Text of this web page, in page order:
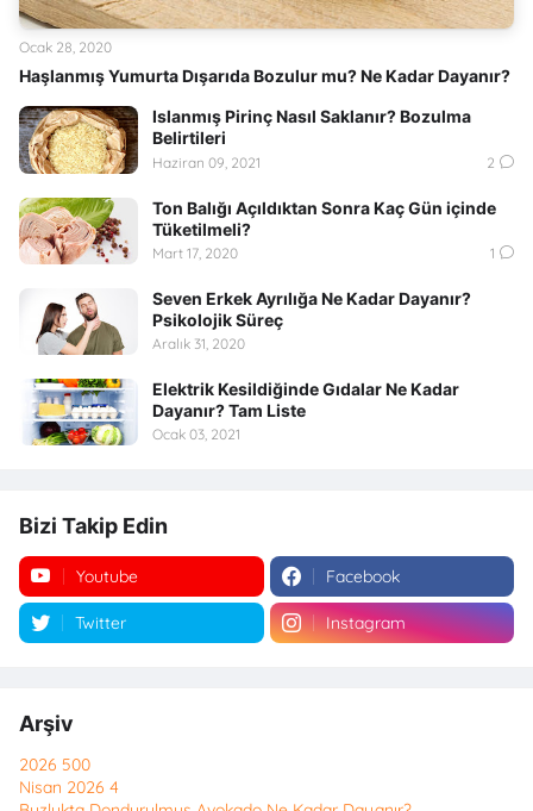
Haşlanmış Yumurta Dışarıda Bozulur mu? Ne Kadar Dayanır?
Ocak 28, 2020
Islanmış Pirinç Nasıl Saklanır? Bozulma
Belirtileri
Haziran 09, 2021 2
Ton Balığı Açıldıktan Sonra Kaç Gün içinde
Tüketilmeli?
Mart 17, 2020 1
Seven Erkek Ayrılığa Ne Kadar Dayanır?
Psikolojik Süreç
Aralık 31, 2020
Elektrik Kesildiğinde Gıdalar Ne Kadar
Dayanır? Tam Liste
Ocak 03, 2021
Bizi Takip Edin
Youtube Facebook
Twitter Instagram
Arşiv
2026 500
Nisan 2026 4